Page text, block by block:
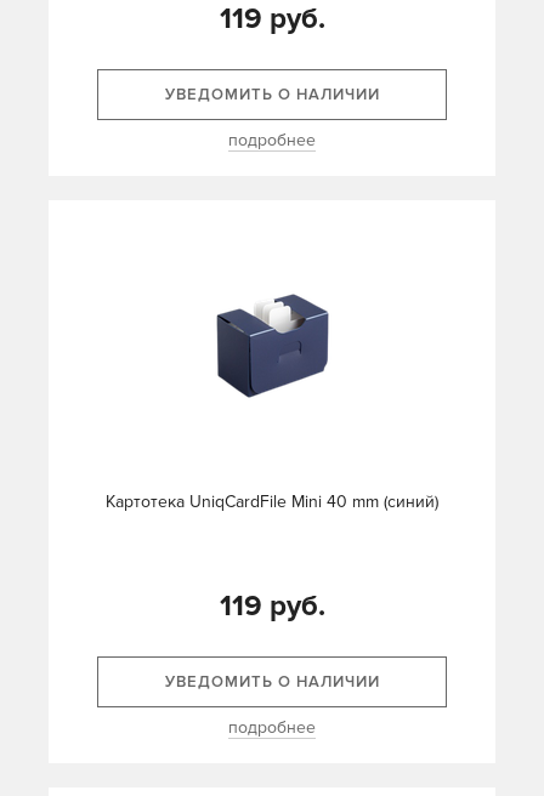
119 руб.
УВЕДОМИТЬ О НАЛИЧИИ
подробнее
Картотека UniqCardFile Mini 40 mm (синий)
119 руб.
УВЕДОМИТЬ О НАЛИЧИИ
подробнее